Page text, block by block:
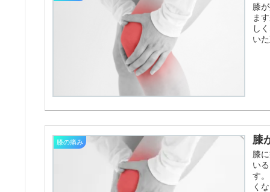
膝
ま
し
い
膝の痛み 膝
膝
い
す
く